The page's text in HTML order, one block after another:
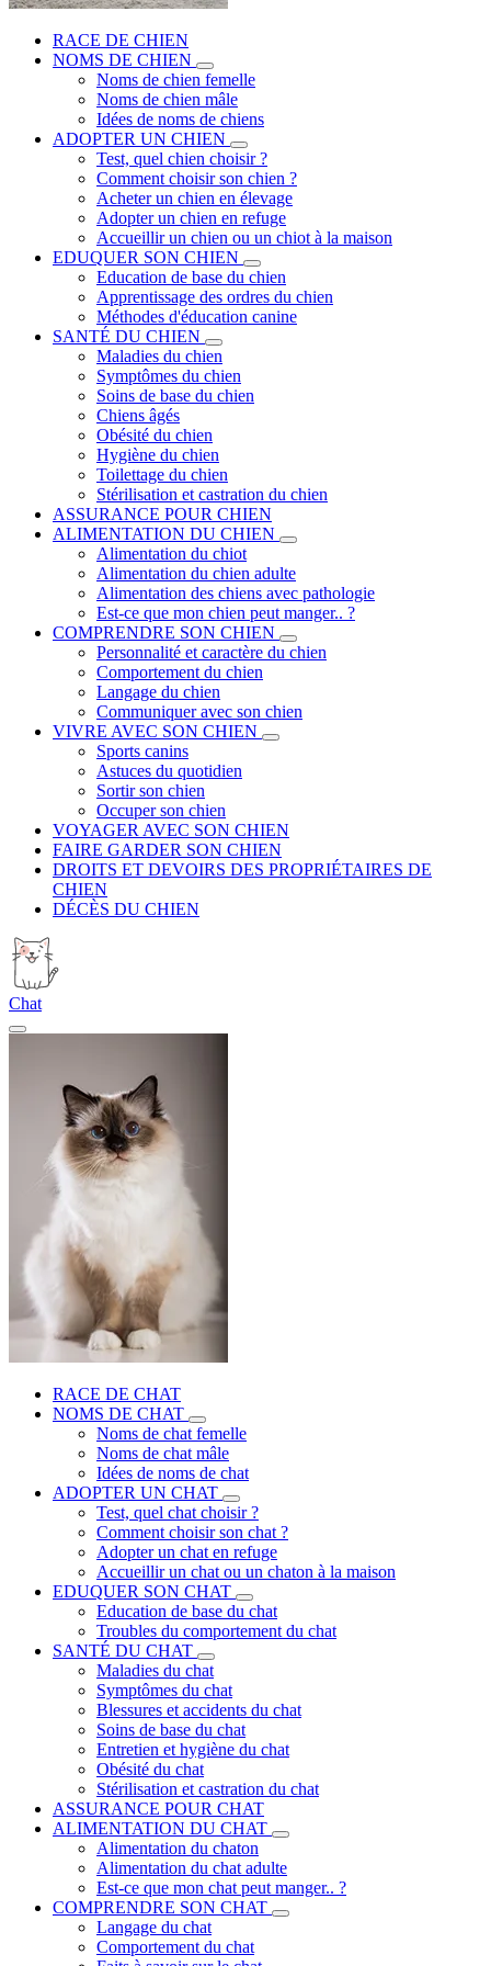
RACE DE CHIEN
NOMS DE CHIEN
Noms de chien femelle
Noms de chien mâle
Idées de noms de chiens
ADOPTER UN CHIEN
Test, quel chien choisir ?
Comment choisir son chien ?
Acheter un chien en élevage
Adopter un chien en refuge
Accueillir un chien ou un chiot à la maison
EDUQUER SON CHIEN
Education de base du chien
Apprentissage des ordres du chien
Méthodes d'éducation canine
SANTÉ DU CHIEN
Maladies du chien
Symptômes du chien
Soins de base du chien
Chiens âgés
Obésité du chien
Hygiène du chien
Toilettage du chien
Stérilisation et castration du chien
ASSURANCE POUR CHIEN
ALIMENTATION DU CHIEN
Alimentation du chiot
Alimentation du chien adulte
Alimentation des chiens avec pathologie
Est-ce que mon chien peut manger.. ?
COMPRENDRE SON CHIEN
Personnalité et caractère du chien
Comportement du chien
Langage du chien
Communiquer avec son chien
VIVRE AVEC SON CHIEN
Sports canins
Astuces du quotidien
Sortir son chien
Occuper son chien
VOYAGER AVEC SON CHIEN
FAIRE GARDER SON CHIEN
DROITS ET DEVOIRS DES PROPRIÉTAIRES DE
CHIEN
DÉCÈS DU CHIEN
Chat
RACE DE CHAT
NOMS DE CHAT
Noms de chat femelle
Noms de chat mâle
Idées de noms de chat
ADOPTER UN CHAT
Test, quel chat choisir ?
Comment choisir son chat ?
Adopter un chat en refuge
Accueillir un chat ou un chaton à la maison
EDUQUER SON CHAT
Education de base du chat
Troubles du comportement du chat
SANTÉ DU CHAT
Maladies du chat
Symptômes du chat
Blessures et accidents du chat
Soins de base du chat
Entretien et hygiène du chat
Obésité du chat
Stérilisation et castration du chat
ASSURANCE POUR CHAT
ALIMENTATION DU CHAT
Alimentation du chaton
Alimentation du chat adulte
Est-ce que mon chat peut manger.. ?
COMPRENDRE SON CHAT
Langage du chat
Comportement du chat